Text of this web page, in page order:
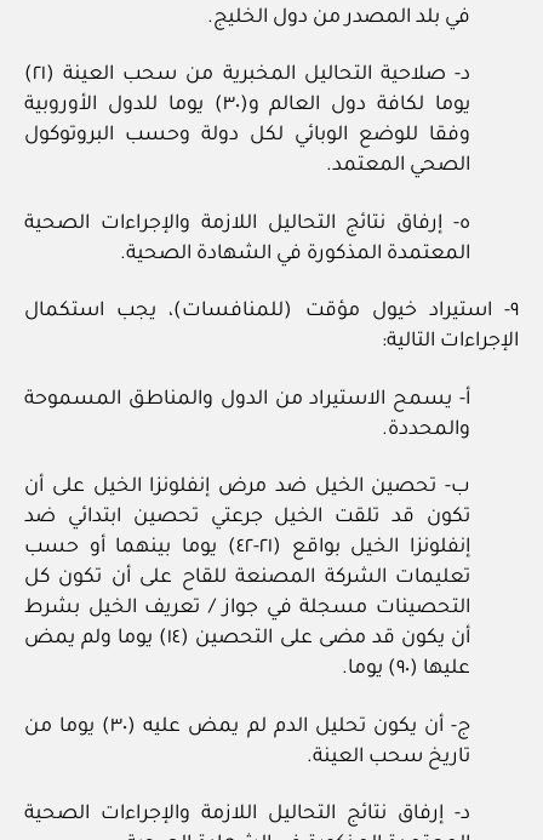
في بلد المصدر من دول الخليج.
د- صلاحية التحاليل المخبرية من سحب العينة (٢١)
يوما لكافة دول العالم و(٣٠) يوما للدول الأوروبية
وفقا للوضع الوبائي لكل دولة وحسب البروتوكول
الصحي المعتمد.
ه- إرفاق نتائج التحاليل اللازمة والإجراءات الصحية
المعتمدة المذكورة في الشهادة الصحية.
٩- استيراد خيول مؤقت (للمنافسات)، يجب استكمال
الإجراءات التالية:
أ- يسمح الاستيراد من الدول والمناطق المسموحة
والمحددة.
ب- تحصين الخيل ضد مرض إنفلونزا الخيل على أن
تكون قد تلقت الخيل جرعتي تحصين ابتدائي ضد
إنفلونزا الخيل بواقع (٢١-٤٢) يوما بينهما أو حسب
تعليمات الشركة المصنعة للقاح على أن تكون كل
التحصينات مسجلة في جواز / تعريف الخيل بشرط
أن يكون قد مضى على التحصين (١٤) يوما ولم يمض
عليها (٩٠) يوما.
ج- أن يكون تحليل الدم لم يمض عليه (٣٠) يوما من
تاريخ سحب العينة.
د- إرفاق نتائج التحاليل اللازمة والإجراءات الصحية